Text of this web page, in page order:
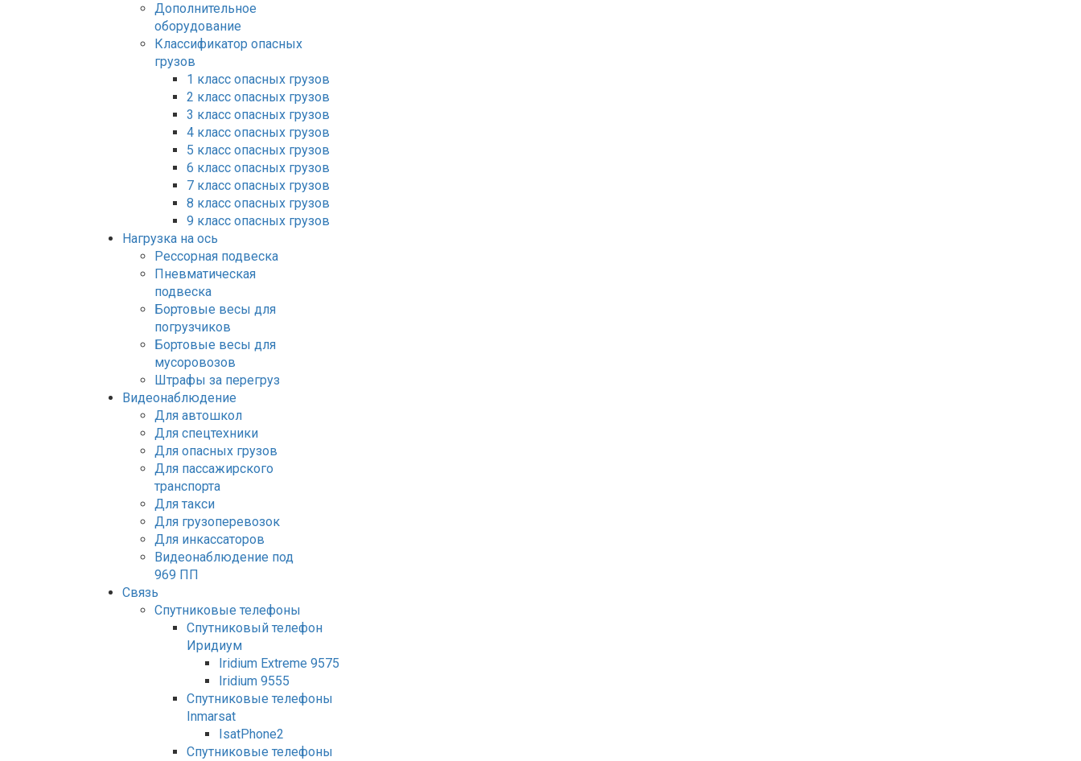
Дополнительное
оборудование
Классификатор опасных
грузов
1 класс опасных грузов
2 класс опасных грузов
3 класс опасных грузов
4 класс опасных грузов
5 класс опасных грузов
6 класс опасных грузов
7 класс опасных грузов
8 класс опасных грузов
9 класс опасных грузов
Нагрузка на ось
Рессорная подвеска
Пневматическая
подвеска
Бортовые весы для
погрузчиков
Бортовые весы для
мусоровозов
Штрафы за перегруз
Видеонаблюдение
Для автошкол
Для спецтехники
Для опасных грузов
Для пассажирского
транспорта
Для такси
Для грузоперевозок
Для инкассаторов
Видеонаблюдение под
969 ПП
Связь
Спутниковые телефоны
Спутниковый телефон
Иридиум
Iridium Extreme 9575
Iridium 9555
Спутниковые телефоны
Inmarsat
IsatPhone2
Спутниковые телефоны